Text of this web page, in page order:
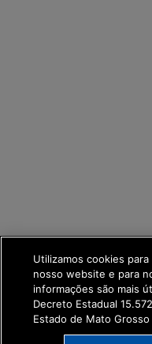
Utilizamos cookies
nosso website e para
informações são mais
Decreto Estadual
Estado de Mato Grosso